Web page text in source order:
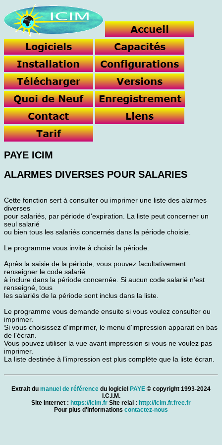
PAYE ICIM
ALARMES DIVERSES POUR SALARIES
Cette fonction sert à consulter ou imprimer une liste des alarmes
diverses
pour salariés, par période d'expiration. La liste peut concerner un
seul salarié
ou bien tous les salariés concernés dans la période choisie.
Le programme vous invite à choisir la période.
Après la saisie de la période, vous pouvez facultativement
renseigner le code salarié
à inclure dans la période concernée. Si aucun code salarié n'est
renseigné, tous
les salariés de la période sont inclus dans la liste.
Le programme vous demande ensuite si vous voulez consulter ou
imprimer.
Si vous choisissez d'imprimer, le menu d'impression apparait en bas
de l'écran.
Vous pouvez utiliser la vue avant impression si vous ne voulez pas
imprimer.
La liste destinée à l'impression est plus complète que la liste écran.
Extrait du manuel de référence du logiciel PAYE © copyright 1993-2024
I.C.I.M.
Site Internet : https://icim.fr Site relai : http://icim.fr.free.fr
Pour plus d'informations contactez-nous